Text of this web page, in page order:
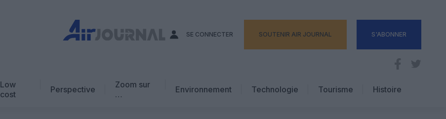
SE CONNECTER SOUTENIR AIR JOURNAL S'ABONNER
Low
cost
Perspective
Zoom sur
…
Environnement Technologie
Tourisme
Histoire